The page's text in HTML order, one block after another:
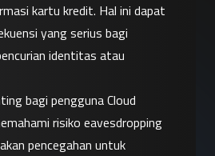
kartu kredit. Hal ini dapat
yang serius bagi
identitas atau
bagi pengguna Cloud
risiko eavesdropping
pencegahan untuk